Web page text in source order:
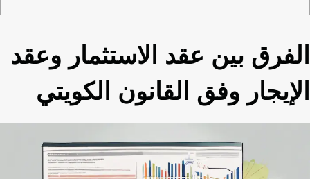
الفرق بين عقد الاستثمار وعقد
الإيجار وفق القانون الكويتي